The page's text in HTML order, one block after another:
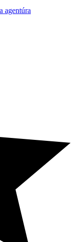
agentúra